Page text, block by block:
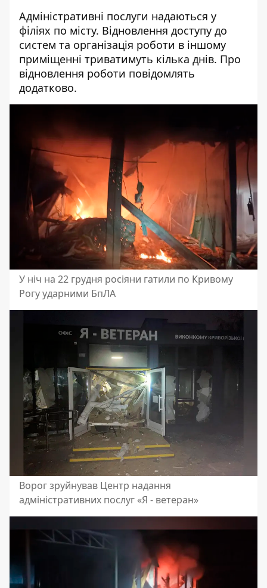
Адміністративні послуги надаються у
філіях по місту. Відновлення доступу до
систем та організація роботи в іншому
приміщенні триватимуть кілька днів. Про
відновлення роботи повідомлять
додатково.
У ніч на 22 грудня росіяни гатили по Кривому
Рогу ударними БпЛА
Ворог зруйнував Центр надання
адміністративних послуг «Я - ветеран»